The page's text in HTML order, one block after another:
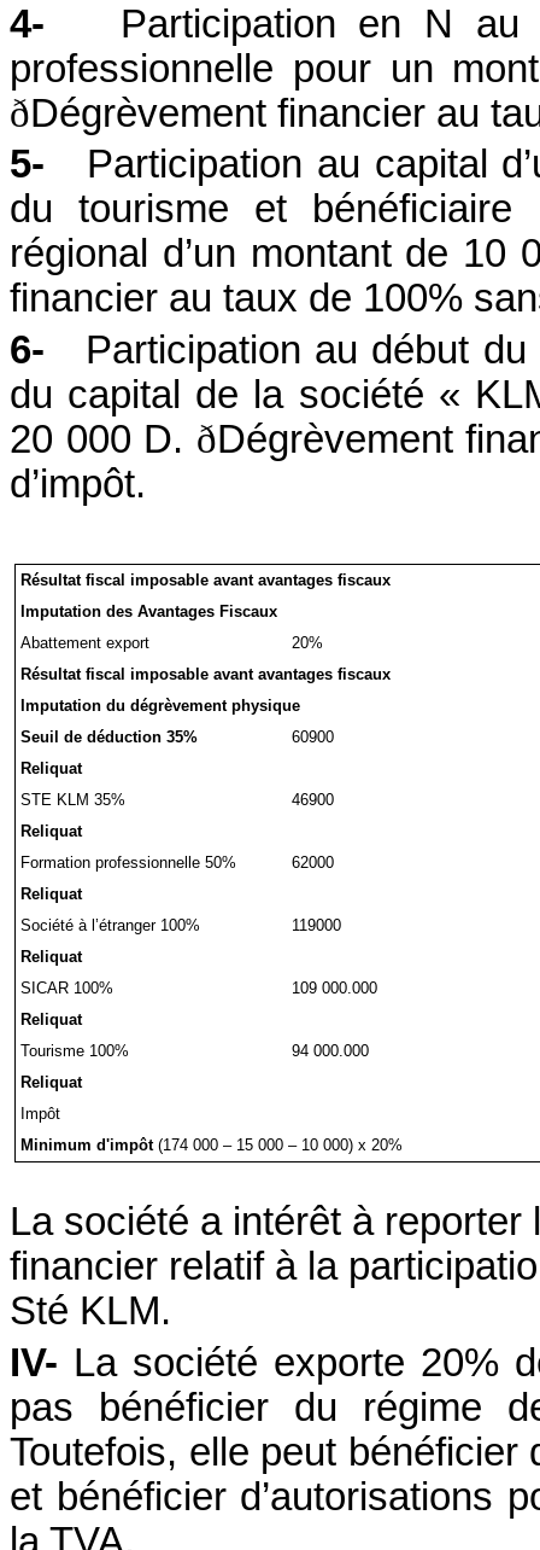
4-
Participation en N au
professionnelle pour un
ðDégrèvement financier au
5-
Participation au capital
du tourisme et bénéficiaire
régional d’un montant de 10
financier au taux de 100%
6-
Participation au début
du capital de la société «
20 000 D. ðDégrèvement
d’impôt.
Résultat fiscal imposable avant avantages fiscaux
Imputation des Avantages Fiscaux
Abattement export
20%
Résultat fiscal imposable avant avantages fiscaux
Imputation du dégrèvement physique
Seuil de déduction 35%
60900
Reliquat
STE KLM 35%
46900
Reliquat
Formation professionnelle 50%
62000
Reliquat
Société à l’étranger 100%
119000
Reliquat
SICAR 100%
109 000.000
Reliquat
Tourisme 100%
94 000.000
Reliquat
Impôt
Minimum d'impôt(174 000 – 15 000 – 10 000) x 20%
La société a intérêt à reporter
financier relatif à la
Sté KLM.
IV- La société exporte 20%
pas bénéficier du régime
Toutefois, elle peut
et bénéficier d’autorisations